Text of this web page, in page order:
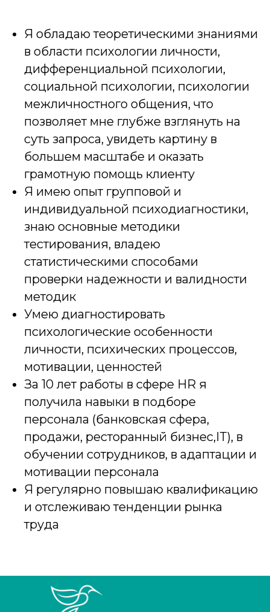
Я обладаю теоретическими знаниями
в области психологии личности,
дифференциальной психологии,
социальной психологии, психологии
межличностного общения, что
позволяет мне глубже взглянуть на
суть запроса, увидеть картину в
большем масштабе и оказать
грамотную помощь клиенту
Я имею опыт групповой и
индивидуальной психодиагностики,
знаю основные методики
тестирования, владею
статистическими способами
проверки надежности и валидности
методик
Умею диагностировать
психологические особенности
личности, психических процессов,
мотивации, ценностей
За 10 лет работы в сфере HR я
получила навыки в подборе
персонала (банковская сфера,
продажи, ресторанный бизнес,IT), в
обучении сотрудников, в адаптации и
мотивации персонала
Я регулярно повышаю квалификацию
и отслеживаю тенденции рынка
труда